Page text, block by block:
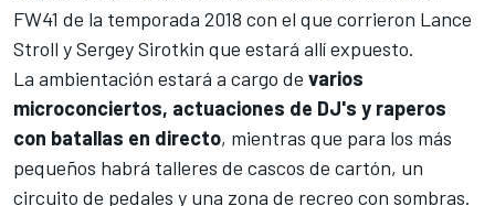
FW41 de la temporada 2018 con el que corrieron Lance
Stroll ySergey Sirotkin que estará allí expuesto.
La ambientación estará a cargo de varios
microconciertos, actuaciones de DJ's y raperos
con batallas en directo, mientras que para los más
pequeños habrá talleres de cascos de cartón, un
circuito de pedales y una zona de recreo con sombras.